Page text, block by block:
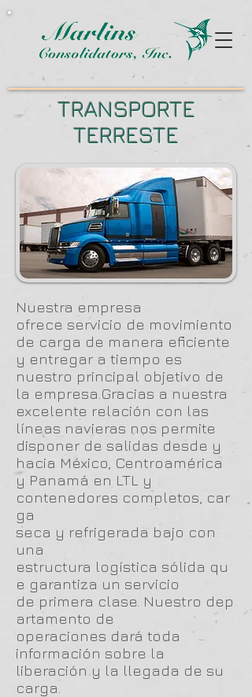
TRANSPORTE
TERRESTE
Nuestra empresa
ofrece servicio de movimiento
de carga de manera eficiente
y entregar a tiempo es
nuestro principal objetivo de
la empresa.Gracias a nuestra
excelente relación con las
líneas navieras nos permite
disponer de salidas desde y
hacia México, Centroamérica
y Panamá en LTL y
contenedores completos, car
ga
seca y refrigerada bajo con
una
estructura logística sólida qu
e garantiza un servicio
de primera clase. Nuestro dep
artamento de
operaciones dará toda
información sobre la
liberación y la llegada de su
carga.